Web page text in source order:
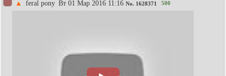
▲ feral pony Вт 01 Мар 2016 11:16 No. 1628371 500